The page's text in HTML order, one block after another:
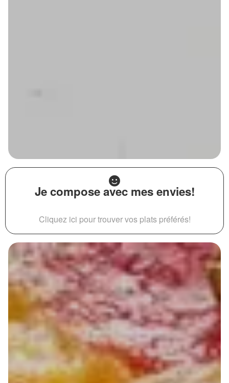
Je compose avec mes envies!
Cliquez ici pour trouver vos plats préférés!